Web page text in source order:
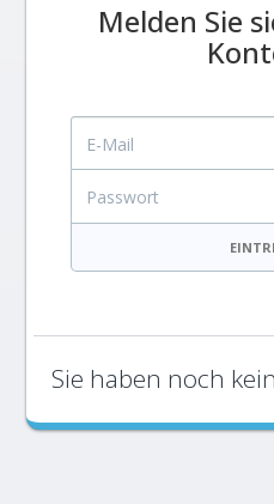
Melden Sie
E-Mail
Sie haben noch